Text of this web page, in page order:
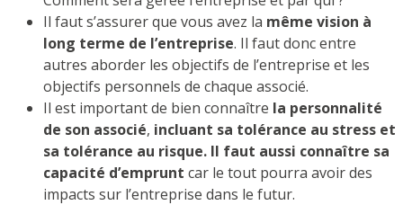
Il faut s’assurer que vous avez la même vision à
long terme de l’entreprise. Il faut donc entre
autres aborder les objectifs de l’entreprise et les
objectifs personnels de chaque associé.
Il est important de bien connaître la personnalité
de son associé, incluant sa tolérance au stress et
sa tolérance au risque. Il faut aussi connaître sa
capacité d’emprunt car le tout pourra avoir des
impacts sur l’entreprise dans le futur.